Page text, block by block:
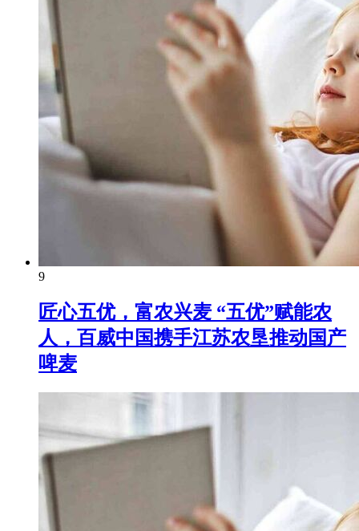
9
匠心五优，富农兴麦 “五优”赋能农
人，百威中国携手江苏农垦推动国产
啤麦